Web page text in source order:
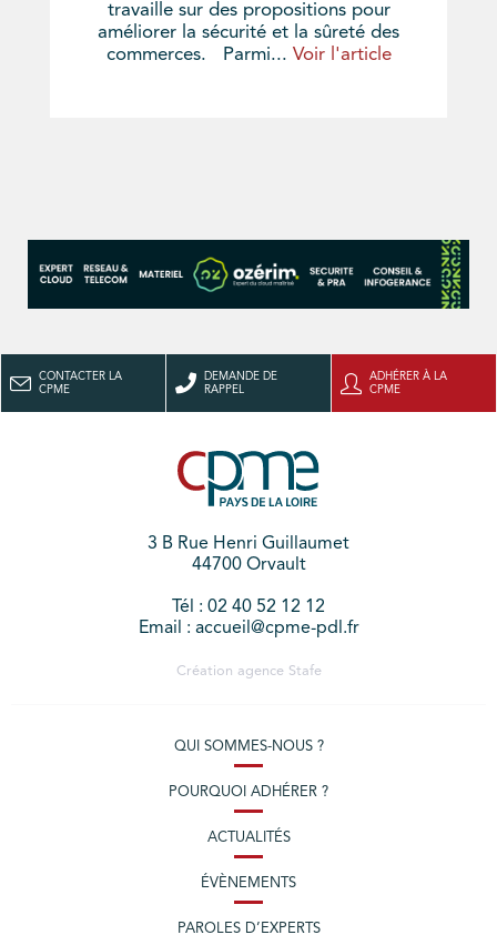
travaille sur des propositions pour
améliorer la sécurité et la sûreté des
commerces. Parmi... Voir l'article
CONTACTER LA
CPME
DEMANDE DE
RAPPEL
ADHÉRER À LA
CPME
3 B Rue Henri Guillaumet
44700 Orvault
Tél : 02 40 52 12 12
Email : accueil@cpme-pdl.fr
Création agence Stafe
QUI SOMMES-NOUS ?
POURQUOI ADHÉRER ?
ACTUALITÉS
ÉVÈNEMENTS
PAROLES D’EXPERTS